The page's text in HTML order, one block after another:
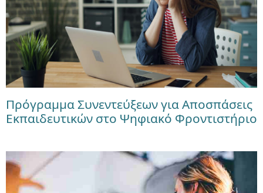
Πρόγραμμα Συνεντεύξεων για Αποσπάσεις
Εκπαιδευτικών στο Ψηφιακό Φροντιστήριο